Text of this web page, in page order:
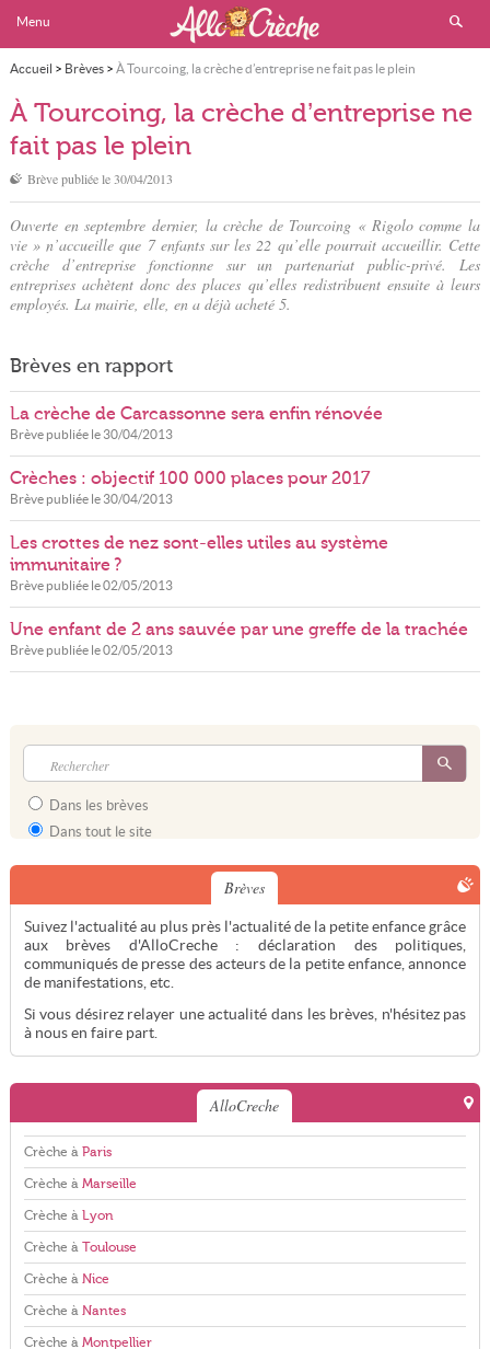
Menu
Accueil > Brèves> À Tourcoing, la crèche d’entreprise ne fait pas le plein
À Tourcoing, la crèche d’entreprise ne
fait pas le plein
Brève publiée le30/04/2013
Ouverte en septembre dernier, la crèche de Tourcoing « Rigolo comme la
vie » n’accueille que 7 enfants sur les 22 qu’elle pourrait accueillir. Cette
crèche d’entreprise fonctionne sur un partenariat public-privé. Les
entreprises achètent donc des places qu’elles redistribuent ensuite à leurs
employés. La mairie, elle, en a déjà acheté 5.
Brèves en rapport
La crèche de Carcassonne sera enfin rénovée
Brève publiée le 30/04/2013
Crèches : objectif 100 000 places pour 2017
Brève publiée le 30/04/2013
Les crottes de nez sont-elles utiles au système
immunitaire ?
Brève publiée le02/05/2013
Une enfant de 2 ans sauvée par une greffe de la trachée
Brève publiée le02/05/2013
Dans les brèves
Dans tout le site
Brèves
Suivez l'actualité au plus près l'actualité de la petite enfance grâce
aux brèves d'AlloCreche : déclaration des politiques,
communiqués de presse des acteurs de la petite enfance, annonce
de manifestations, etc.
Si vous désirez relayer une actualité dans les brèves, n'hésitez pas
à nous en faire part.
AlloCreche
Crèche à Paris
Crèche à Marseille
Crèche à Lyon
Crèche à Toulouse
Crèche à Nice
Crèche à Nantes
Crèche à Montpellier